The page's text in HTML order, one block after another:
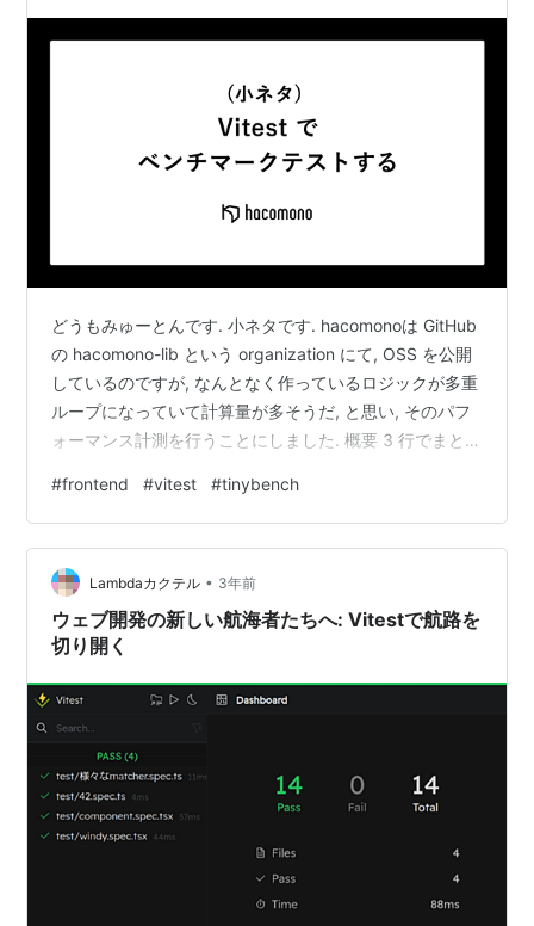
どうもみゅーとんです. 小ネタです. hacomonoは GitHub
の hacomono-lib という organization にて, OSS を公開
しているのですが, なんとなく作っているロジックが多重
ループになっていて計算量が多そうだ, と思い, そのパフ
ォーマンス計測を行うことにしました. 概要 3 行でまとめ
る ただし experimental (v1.2.x 時点) ベンチマークテス
トには tinybench を利用している ここで話題にしないこ
と 計算量の概念 パフォーマンス改善のためのコーディン
グ 背景 インシデ…
#frontend #vitest #tinybench
Lambdaカクテル • 3年前
ウェブ開発の新しい航海者たちへ: Vitestで航路を
切り開く